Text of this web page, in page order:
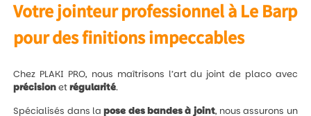
Votre jointeur professionnel à Le Barp
pour des finitions impeccables
Chez PLAKI PRO, nous maîtrisons l’art du joint de placo avec
précisionetrégularité.
Spécialisés dans lapose des bandes à joint, nous assurons un